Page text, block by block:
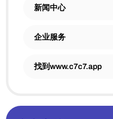
新闻中心
企业服务
找到www.c7c7.app